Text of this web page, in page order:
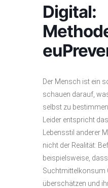
Digital:
Der Mensch ist ein
schauen darauf,
selbst zu
Leider entspricht
Lebensstil anderer
nicht der Realität:
beispielsweise,
Suchtmittelkonsum
überschätzen und